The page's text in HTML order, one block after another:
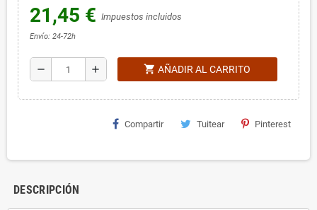
21,45 € Impuestos incluidos
Envío: 24-72h
remove add shopping_cart AÑADIR AL CARRITO
Compartir Tuitear Pinterest
DESCRIPCIÓN